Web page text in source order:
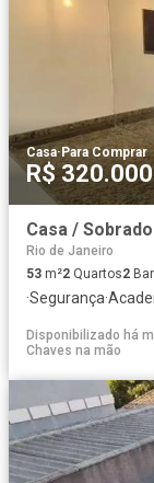
Casa· Para Comprar
R$ 320.000
Rio de Janeiro
53 m²2 Quartos2
·Segurança·
Disponibilizado há
Chaves na mão